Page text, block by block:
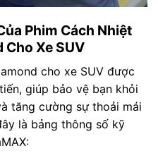
Phim Cách Nhiệt
Xe SUV
cho xe SUV được
giúp bảo vệ bạn khỏi
tăng cường sự thoải mái
là bảng thông số kỹ